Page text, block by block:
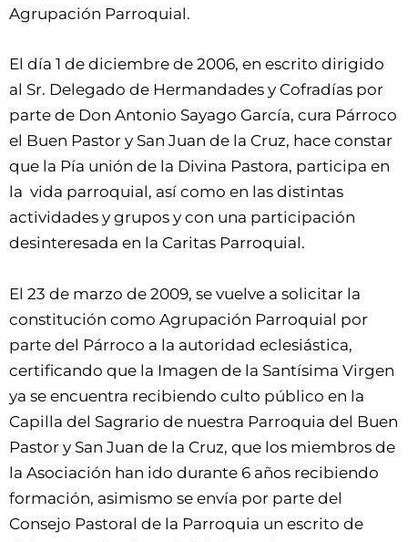
Agrupación Parroquial.
El día 1 de diciembre de 2006, en escrito dirigido
al Sr. Delegado de Hermandades y Cofradías por
parte de Don Antonio Sayago García, cura Párroco
el Buen Pastor y San Juan de la Cruz, hace constar
que la Pía unión de la Divina Pastora, participa en
la vida parroquial, así como en las distintas
actividades y grupos y con una participación
desinteresada en la Caritas Parroquial.
El 23 de marzo de 2009, se vuelve a solicitar la
constitución como Agrupación Parroquial por
parte del Párroco a la autoridad eclesiástica,
certificando que la Imagen de la Santísima Virgen
ya se encuentra recibiendo culto público en la
Capilla del Sagrario de nuestra Parroquia del Buen
Pastor y San Juan de la Cruz, que los miembros de
la Asociación han ido durante 6 años recibiendo
formación, asimismo se envía por parte del
Consejo Pastoral de la Parroquia un escrito de